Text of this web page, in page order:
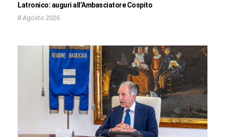
Latronico: auguri all’Ambasciatore Cospito
8 Agosto 2026